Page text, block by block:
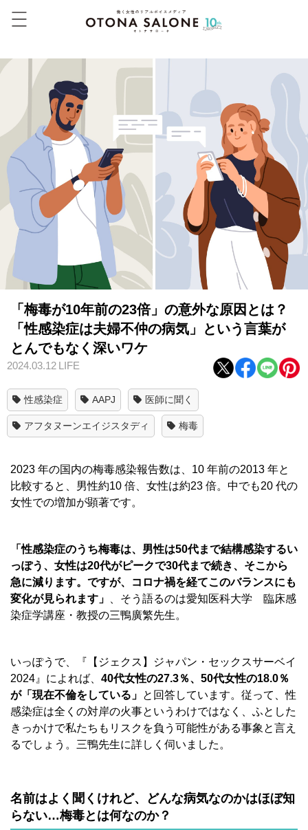
「梅毒が10年前の23倍」の意外な原因とは？
「性感染症は夫婦不仲の病気」という言葉が
とんでもなく深いワケ
2024.03.12 LIFE
性感染症 AAPJ 医師に聞く
アフタヌーンエイジスタディ 梅毒
2023 年の国内の梅毒感染報告数は、10 年前の2013 年と
⽐較すると、男性約10 倍、⼥性は約23 倍。中でも20 代の
⼥性での増加が顕著です。
「性感染症のうち梅毒は、男性は50代まで結構感染するい
っぽう、女性は20代がピークで30代まで続き、そこから
急に減ります。ですが、コロナ禍を経てこのバランスにも
変化が見られます」
、そう語るのは愛知医科大学 臨床感
染症学講座・教授の三鴨廣繁先生。
いっぽうで、『【ジェクス】ジャパン・セックスサーベイ
2024』によれば、 40代女性の27.3％、50代女性の18.0％
が「現在不倫をしている」 と回答しています。従って、性
感染症は全くの対岸の火事というわけではなく、ふとした
きっかけで私たちもリスクを負う可能性がある事象と言え
るでしょう。三鴨先生に詳しく伺いました。
名前はよく聞くけれど、どんな病気なのかはほぼ知
らない…梅毒とは何なのか？